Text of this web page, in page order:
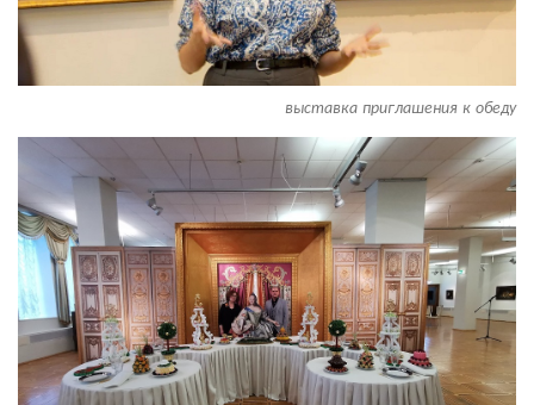
выставка приглашения к обеду